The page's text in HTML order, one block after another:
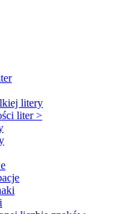
litery
liter >